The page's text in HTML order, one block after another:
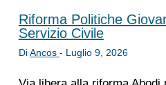
Riforma Politiche
Servizio Civile
DiAncos - Luglio 9, 2026